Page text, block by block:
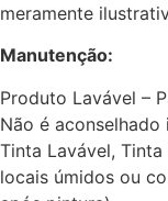
meramente
Manutenção:
Produto Lavável –
Não é aconselhado
Tinta Lavável,
locais úmidos ou